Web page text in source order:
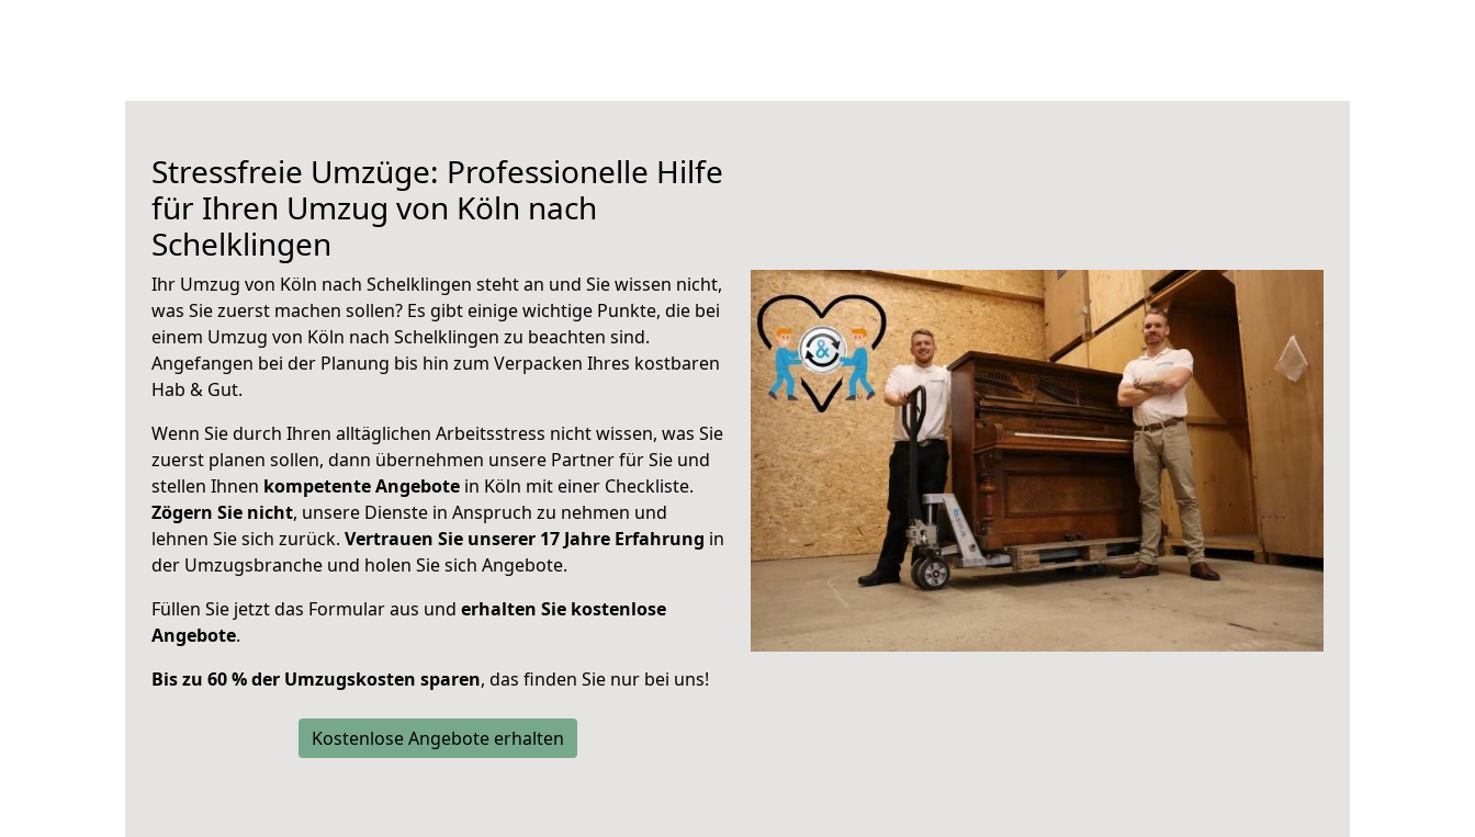
Stressfreie Umzüge: Professionelle Hilfe
für Ihren Umzug von Köln nach
Schelklingen
Ihr Umzug von Köln nach Schelklingen steht an und Sie wissen nicht,
was Sie zuerst machen sollen? Es gibt einige wichtige Punkte, die bei
einem Umzug von Köln nach Schelklingen zu beachten sind.
Angefangen bei der Planung bis hin zum Verpacken Ihres kostbaren
Hab & Gut.
Wenn Sie durch Ihren alltäglichen Arbeitsstress nicht wissen, was Sie
zuerst planen sollen, dann übernehmen unsere Partner für Sie und
stellen Ihnen kompetente Angebote in Köln mit einer Checkliste.
Zögern Sie nicht, unsere Dienste in Anspruch zu nehmen und
lehnen Sie sich zurück. Vertrauen Sie unserer 17 Jahre Erfahrung in
der Umzugsbranche und holen Sie sich Angebote.
Füllen Sie jetzt das Formular aus und erhalten Sie kostenlose
Angebote.
Bis zu 60 % der Umzugskosten sparen, das finden Sie nur bei uns!
Kostenlose Angebote erhalten